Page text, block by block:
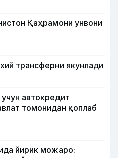
Қаҳрамони унвони
трансферни якунлади
автокредит
томонидан қоплаб
йирик можаро: